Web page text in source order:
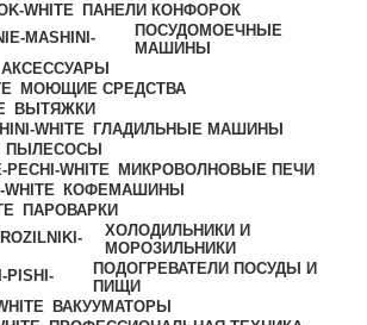
ПАНЕЛИ КОНФОРОК
ПОСУДОМОЕЧНЫЕ
МАШИНЫ
АКСЕССУАРЫ
МОЮЩИЕ СРЕДСТВА
ВЫТЯЖКИ
ГЛАДИЛЬНЫЕ МАШИНЫ
ПЫЛЕСОСЫ
МИКРОВОЛНОВЫЕ ПЕЧИ
КОФЕМАШИНЫ
ПАРОВАРКИ
ХОЛОДИЛЬНИКИ И
МОРОЗИЛЬНИКИ
ПОДОГРЕВАТЕЛИ ПОСУДЫ И
ПИЩИ
ВАКУУМАТОРЫ